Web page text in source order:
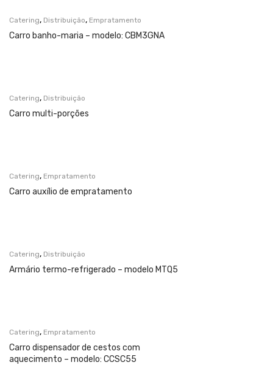
Catering, Distribuição, Empratamento
Carro banho-maria – modelo: CBM3GNA
Catering, Distribuição
Carro multi-porções
Catering, Empratamento
Carro auxílio de empratamento
Catering, Distribuição
Armário termo-refrigerado – modelo MTQ5
Catering, Empratamento
Carro dispensador de cestos com
aquecimento – modelo: CCSC55